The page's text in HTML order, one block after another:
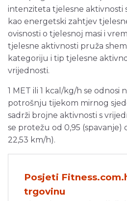
intenziteta tjelesne aktivnosti
kao energetski zahtjev
ovisnosti o tjelesnoj masi i
tjelesne aktivnosti pruža
kategoriju i tip tjelesne
vrijednosti.
1 MET ili 1 kcal/kg/h se odnosi
potrošnju tijekom mirnog
sadrži brojne aktivnosti s
se protežu od 0,95 (spavanje)
22,53 km/h).
Posjeti
trgovinu